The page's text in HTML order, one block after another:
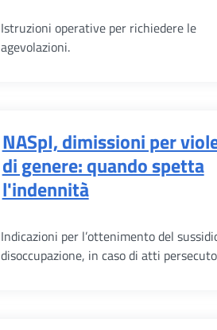
Istruzioni operative per richiedere le
agevolazioni.
NASpI, dimissioni per
di genere: quando spetta
l'indennità
Indicazioni per l’ottenimento del
disoccupazione, in caso di atti